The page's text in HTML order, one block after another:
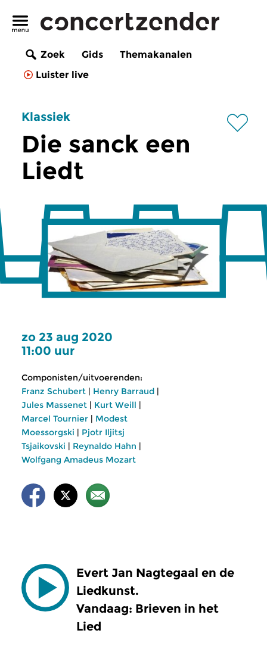
Zoek Gids
Themakanalen
Luister live
Klassiek
Die sanck een
Liedt
zo 23 aug 2020
11:00 uur
Componisten/uitvoerenden:
Franz Schubert | Henry Barraud |
Jules Massenet | Kurt Weill |
Marcel Tournier | Modest
Moessorgski | Pjotr Iljitsj
Tsjaikovski | Reynaldo Hahn |
Wolfgang Amadeus Mozart
Evert Jan Nagtegaal en de
Liedkunst.
Vandaag: Brieven in het
Lied